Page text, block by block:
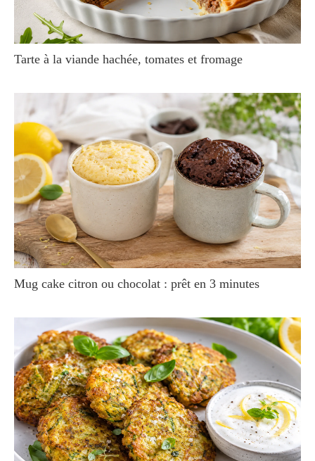
Tarte à la viande hachée, tomates et fromage
Mug cake citron ou chocolat : prêt en 3 minutes